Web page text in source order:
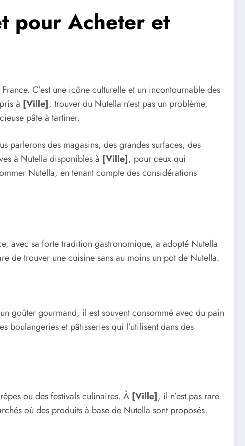
pour Acheter et
C’est une icône culturelle et un incontournable des
à [Ville], trouver du Nutella n’est pas un problème,
pâte à tartiner.
parlerons des magasins, des grandes surfaces, des
à Nutella disponibles à [Ville], pour ceux qui
Nutella, en tenant compte des considérations
avec sa forte tradition gastronomique, a adopté Nutella
de trouver une cuisine sans au moins un pot de Nutella.
goûter gourmand, il est souvent consommé avec du pain
boulangeries et pâtisseries qui l’utilisent dans des
ou des festivals culinaires. À [Ville], il n’est pas rare
où des produits à base de Nutella sont proposés.